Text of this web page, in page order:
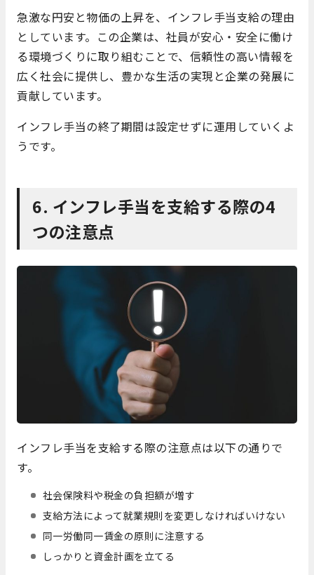
急激な円安と物価の上昇を、インフレ手当支給の理由
としています。この企業は、社員が安心・安全に働け
る環境づくりに取り組むことで、信頼性の高い情報を
広く社会に提供し、豊かな生活の実現と企業の発展に
貢献しています。
インフレ手当の終了期間は設定せずに運用していくよ
うです。
6. インフレ手当を支給する際の4
つの注意点
インフレ手当を支給する際の注意点は以下の通りで
す。
社会保険料や税金の負担額が増す
支給方法によって就業規則を変更しなければいけない
同一労働同一賃金の原則に注意する
しっかりと資金計画を立てる